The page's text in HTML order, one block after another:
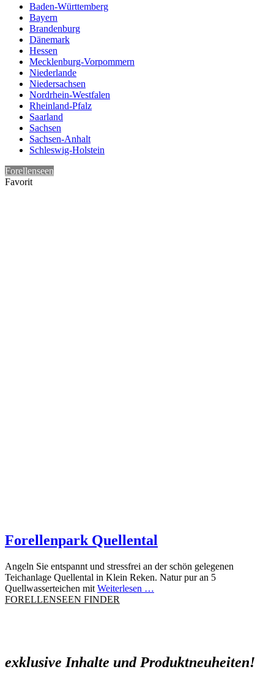
Baden-Württemberg
Bayern
Brandenburg
Dänemark
Hessen
Mecklenburg-Vorpommern
Niederlande
Niedersachsen
Nordrhein-Westfalen
Rheinland-Pfalz
Saarland
Sachsen
Sachsen-Anhalt
Schleswig-Holstein
Forellenseen
Favorit
Forellenpark Quellental
Angeln Sie entspannt und stressfrei an der schön gelegenen
Teichanlage Quellental in Klein Reken. Natur pur an 5
Quellwasserteichen mit Weiterlesen …
FORELLENSEEN FINDER
exklusive Inhalte und Produktneuheiten!